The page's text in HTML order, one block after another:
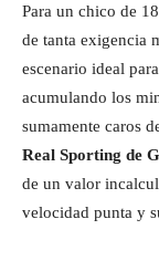
Para un chico de
de tanta exigencia
escenario ideal
acumulando los
sumamente caros
Real Sporting de
de un valor
velocidad punta y